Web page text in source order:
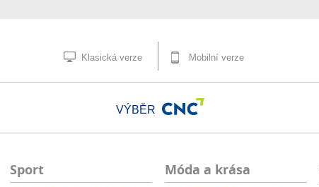
Klasická verze Mobilní verze
VÝBĚR
Sport Móda a krása